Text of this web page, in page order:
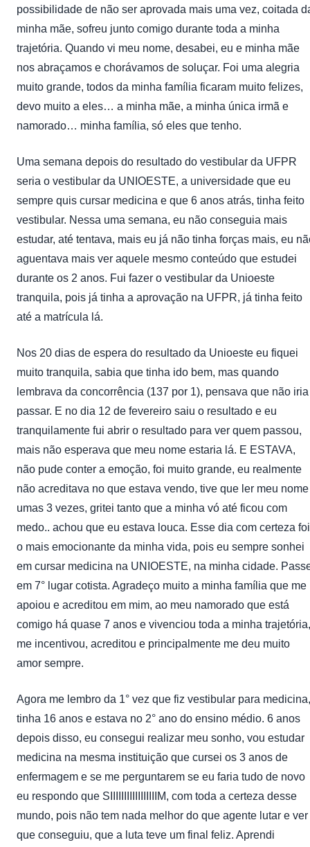
possibilidade de não ser aprovada mais uma vez, coitada
minha mãe, sofreu junto comigo durante toda a minha
trajetória. Quando vi meu nome, desabei, eu e minha mãe
nos abraçamos e chorávamos de soluçar. Foi uma alegria
muito grande, todos da minha família ficaram muito felizes,
devo muito a eles… a minha mãe, a minha única irmã e
namorado… minha família, só eles que tenho.
Uma semana depois do resultado do vestibular da UFPR
seria o vestibular da UNIOESTE, a universidade que eu
sempre quis cursar medicina e que 6 anos atrás, tinha feito
vestibular. Nessa uma semana, eu não conseguia mais
estudar, até tentava, mais eu já não tinha forças mais, eu
aguentava mais ver aquele mesmo conteúdo que estudei
durante os 2 anos. Fui fazer o vestibular da Unioeste
tranquila, pois já tinha a aprovação na UFPR, já tinha feito
até a matrícula lá.
Nos 20 dias de espera do resultado da Unioeste eu fiquei
muito tranquila, sabia que tinha ido bem, mas quando
lembrava da concorrência (137 por 1), pensava que não iria
passar. E no dia 12 de fevereiro saiu o resultado e eu
tranquilamente fui abrir o resultado para ver quem passou,
mais não esperava que meu nome estaria lá. E ESTAVA,
não pude conter a emoção, foi muito grande, eu realmente
não acreditava no que estava vendo, tive que ler meu nome
umas 3 vezes, gritei tanto que a minha vó até ficou com
medo.. achou que eu estava louca. Esse dia com certeza foi
o mais emocionante da minha vida, pois eu sempre sonhei
em cursar medicina na UNIOESTE, na minha cidade.
em 7° lugar cotista. Agradeço muito a minha família que me
apoiou e acreditou em mim, ao meu namorado que está
comigo há quase 7 anos e vivenciou toda a minha trajetória,
me incentivou, acreditou e principalmente me deu muito
amor sempre.
Agora me lembro da 1° vez que fiz vestibular para medicina,
tinha 16 anos e estava no 2° ano do ensino médio. 6 anos
depois disso, eu consegui realizar meu sonho, vou estudar
medicina na mesma instituição que cursei os 3 anos de
enfermagem e se me perguntarem se eu faria tudo de novo
eu respondo que SIIIIIIIIIIIIIIIIIM, com toda a certeza desse
mundo, pois não tem nada melhor do que agente lutar e ver
que conseguiu, que a luta teve um final feliz. Aprendi